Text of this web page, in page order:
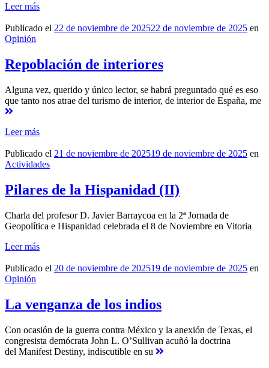
Leer más
Publicado el 22 de noviembre de 202522 de noviembre de 2025 en
Opinión
Repoblación de interiores
Alguna vez, querido y único lector, se habrá preguntado qué es eso
que tanto nos atrae del turismo de interior, de interior de España, me
Leer más
Publicado el 21 de noviembre de 202519 de noviembre de 2025 en
Actividades
Pilares de la Hispanidad (II)
Charla del profesor D. Javier Barraycoa en la 2ª Jornada de
Geopolítica e Hispanidad celebrada el 8 de Noviembre en Vitoria
Leer más
Publicado el 20 de noviembre de 202519 de noviembre de 2025 en
Opinión
La venganza de los indios
Con ocasión de la guerra contra México y la anexión de Texas, el
congresista demócrata John L. O’Sullivan acuñó la doctrina
del Manifest Destiny, indiscutible en su